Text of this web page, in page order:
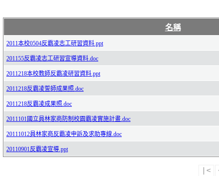
名稱
2011本校0504反霸凌志工研習資料.ppt
201155反霸凌志工研習宣導資料.doc
2011218本校教師反霸凌研習資料.ppt
2011218反霸凌誓師成果照.doc
2011218反霸凌成果照.doc
2011101國立員林家商防制校園霸凌實施計畫.doc
20111012員林家商反霸凌申訴及求助專線.doc
20110901反霸凌宣導.ppt
|<